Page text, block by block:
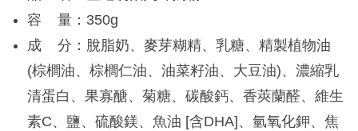
容 量：350g
成 分：脫脂奶、麥芽糊精、乳糖、精製植物油
(棕櫚油、棕櫚仁油、油菜籽油、大豆油)、濃縮乳
清蛋白、果寡醣、菊糖、碳酸鈣、香莢蘭醛、維生
素C、鹽、硫酸鎂、魚油 [含DHA]、氫氧化鉀、焦